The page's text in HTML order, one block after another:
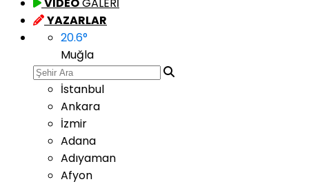
YAZARLAR
20.6°
Muğla
İstanbul
Ankara
İzmir
Adana
Adıyaman
Afyon